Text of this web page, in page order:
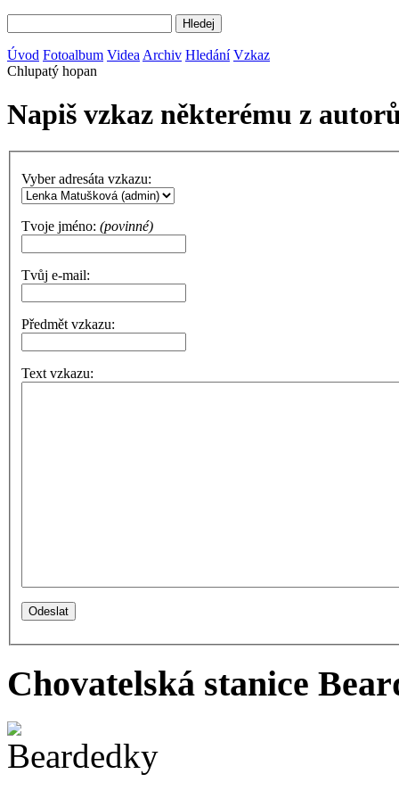
Úvod Fotoalbum Videa Archiv Hledání Vzkaz
Chlupatý hopan
Napiš vzkaz některému z
Vyber adresáta vzkazu:
Tvoje jméno: (povinné)
Tvůj e-mail:
Předmět vzkazu:
Text vzkazu:
Chovatelská stanice